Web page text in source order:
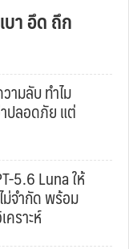
า อึด ถึก
ามลับ ทำไม
ปลอดภัย แต่
5.6 Luna ให้
จำกัด พร้อม
ราะห์